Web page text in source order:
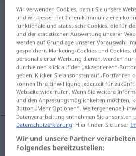
„homme-
homme-grenouillem <hommes-
Übersicht aller Übersetzungen
(Für mehr Details die Übersetzung
Froschmann
Froschmannm homme-grenouille
Wir verwenden Cookies, damit Sie unsere
und wir besser mit Ihnen kommunizieren
funktionale und statistische Cookies, die für
und der statistischen Auswertung unserer
werden auf Grundlage unserer Vorauswahl
gespeichert. Marketing-Cookies und Cookies,
personalisierter Werbung dienen, werden nur
durch einen Klick auf den „Akzeptieren“-
geben. Klicken Sie ansonsten auf „Fortfahren
können Ihre Einwilligung jederzeit für
Webseite widerrufen. Wenn Sie weitere
und den Anpassungsmöglichkeiten möchten,
Button „Mehr Optionen“. Weitergehende
Datenverarbeitung entnehmen Sie ansonsten
Datenschutzerklärung. Hier finden Sie unser
Wir und unsere Partner
Folgendes bereitzustellen: